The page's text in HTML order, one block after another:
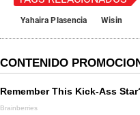
Yahaira Plasencia Wisin